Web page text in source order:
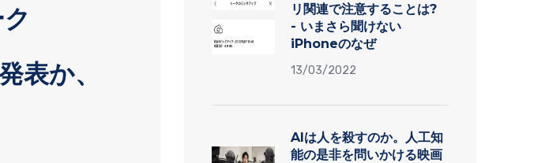
表か、
リ関連で注意することは?
- いまさら聞けない
iPhoneのなぜ
13/03/2022
AIは人を殺すのか。人工知
能の是非を問いかける映画